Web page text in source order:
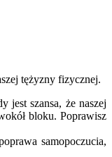
tężyzny fizycznej.
jest szansa, że naszej
bloku. Poprawisz
samopoczucia,